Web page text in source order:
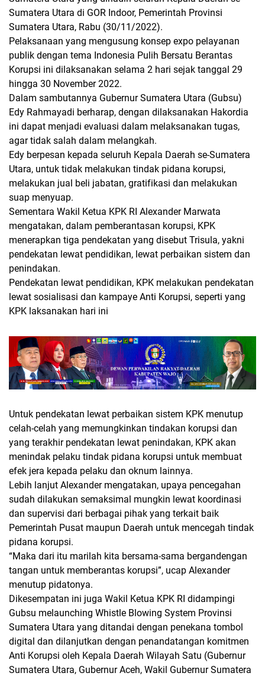
Sumatera Utara di GOR Indoor, Pemerintah Provinsi
Sumatera Utara, Rabu (30/11/2022).
Pelaksanaan yang mengusung konsep expo pelayanan
publik dengan tema Indonesia Pulih Bersatu Berantas
Korupsi ini dilaksanakan selama 2 hari sejak tanggal 29
hingga 30 November 2022.
Dalam sambutannya Gubernur Sumatera Utara (Gubsu)
Edy Rahmayadi berharap, dengan dilaksanakan Hakordia
ini dapat menjadi evaluasi dalam melaksanakan tugas,
agar tidak salah dalam melangkah.
Edy berpesan kepada seluruh Kepala Daerah se-Sumatera
Utara, untuk tidak melakukan tindak pidana korupsi,
melakukan jual beli jabatan, gratifikasi dan melakukan
suap menyuap.
Sementara Wakil Ketua KPK RI Alexander Marwata
mengatakan, dalam pemberantasan korupsi, KPK
menerapkan tiga pendekatan yang disebut Trisula, yakni
pendekatan lewat pendidikan, lewat perbaikan sistem dan
penindakan.
Pendekatan lewat pendidikan, KPK melakukan pendekatan
lewat sosialisasi dan kampaye Anti Korupsi, seperti yang
KPK laksanakan hari ini
Untuk pendekatan lewat perbaikan sistem KPK menutup
celah-celah yang memungkinkan tindakan korupsi dan
yang terakhir pendekatan lewat penindakan, KPK akan
menindak pelaku tindak pidana korupsi untuk membuat
efek jera kepada pelaku dan oknum lainnya.
Lebih lanjut Alexander mengatakan, upaya pencegahan
sudah dilakukan semaksimal mungkin lewat koordinasi
dan supervisi dari berbagai pihak yang terkait baik
Pemerintah Pusat maupun Daerah untuk mencegah tindak
pidana korupsi.
“Maka dari itu marilah kita bersama-sama bergandengan
tangan untuk memberantas korupsi”, ucap Alexander
menutup pidatonya.
Dikesempatan ini juga Wakil Ketua KPK RI didampingi
Gubsu melaunching Whistle Blowing System Provinsi
Sumatera Utara yang ditandai dengan penekana tombol
digital dan dilanjutkan dengan penandatangan komitmen
Anti Korupsi oleh Kepala Daerah Wilayah Satu (Gubernur
Sumatera Utara, Gubernur Aceh, Wakil Gubernur Sumatera